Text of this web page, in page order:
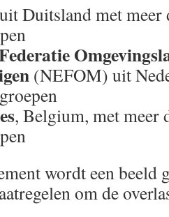
Duitsland met meer
(NEFOM) uit
, Belgium, met meer
wordt een beeld
om de